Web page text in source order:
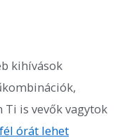
kihívások
Ti is vevők vagytok
órát lehet